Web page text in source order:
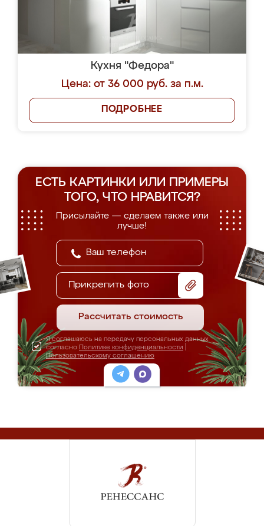
Кухня "Федора"
Цена: от 36 000 руб. за п.м.
ПОДРОБНЕЕ
ЕСТЬ КАРТИНКИ ИЛИ ПРИМЕРЫ
ТОГО, ЧТО НРАВИТСЯ?
Присылайте — сделаем также или
лучше!
Прикрепить фото
Рассчитать стоимость
Я соглашаюсь на передачу персональных данных
согласно Политике конфиденциальности
Пользовательскому соглашению